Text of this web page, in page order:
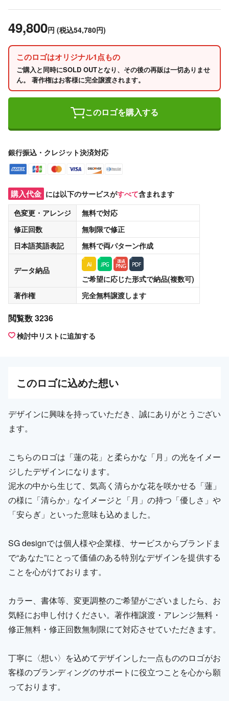
49,800円 (税込54,780円)
このロゴはオリジナル1点もの
ご購入と同時にSOLD OUTとなり、その後の再販は一切ありませ
ん。 著作権はお客様に完全譲渡されます。
このロゴを購入する
銀行振込・クレジット決済対応
購入代金 には以下のサービスがすべて含まれます
色変更・アレンジ
無料で対応
修正回数
無制限で修正
日本語英語表記
無料で両パターン作成
データ納品
ご希望に応じた形式で納品(複数可)
著作権
完全無料譲渡します
閲覧数 3236
検討中リストに追加する
このロゴに込めた想い
デザインに興味を持っていただき、誠にありがとうござい
ます。
こちらのロゴは「蓮の花」と柔らかな「月」の光をイメー
ジしたデザインになります。
泥水の中から生じて、気高く清らかな花を咲かせる「蓮」
の様に「清らか」なイメージと「月」の持つ「優しさ」や
「安らぎ」といった意味も込めました。
SG designでは個人様や企業様、サービスからブランドま
で“あなた”にとって価値のある特別なデザインを提供する
ことを心がけております。
カラー、書体等、変更調整のご希望がございましたら、お
気軽にお申し付けください。著作権譲渡・アレンジ無料・
修正無料・修正回数無制限にて対応させていただきます。
丁寧に〈想い〉を込めてデザインした一点もののロゴがお
客様のブランディングのサポートに役立つことを心から願
っております。